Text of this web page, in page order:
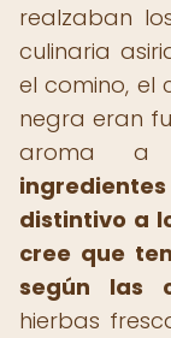
realzaban
culinaria
el comino, el
negra eran
aroma a
distintivo a
cree que
según las
hierbas